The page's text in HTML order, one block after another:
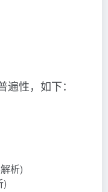
性，如下：
析)
)